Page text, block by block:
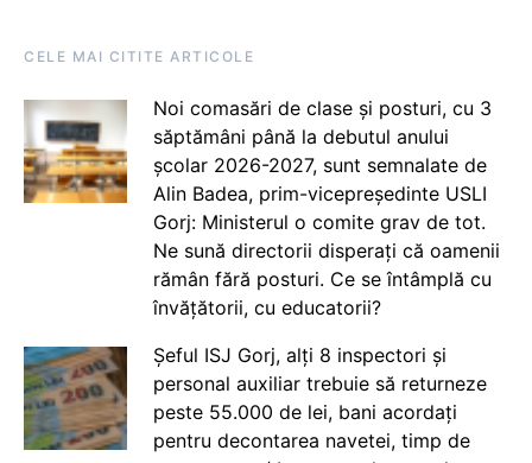
CELE MAI CITITE ARTICOLE
Noi comasări de clase și posturi, cu 3
săptămâni până la debutul anului
școlar 2026-2027, sunt semnalate de
Alin Badea, prim-vicepreședinte USLI
Gorj: Ministerul o comite grav de tot.
Ne sună directorii disperați că oamenii
rămân fără posturi. Ce se întâmplă cu
învățătorii, cu educatorii?
Șeful ISJ Gorj, alți 8 inspectori și
personal auxiliar trebuie să returneze
peste 55.000 de lei, bani acordați
pentru decontarea navetei, timp de